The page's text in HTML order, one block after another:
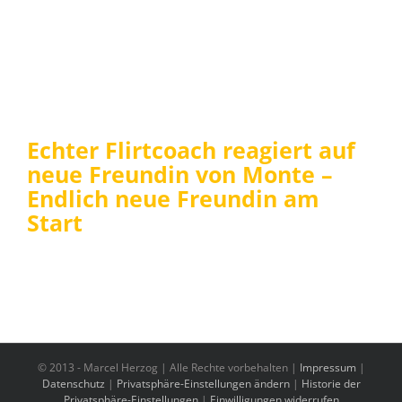
Echter Flirtcoach reagiert auf
neue Freundin von Monte –
Endlich neue Freundin am
Start
© 2013 - Marcel Herzog | Alle Rechte vorbehalten | Impressum |
Datenschutz | Privatsphäre-Einstellungen ändern| Historie der